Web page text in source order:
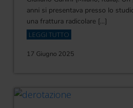
anni si presentava presso lo
una frattura radicolare […]
LEGGI TUTTO
17 Giugno 2025